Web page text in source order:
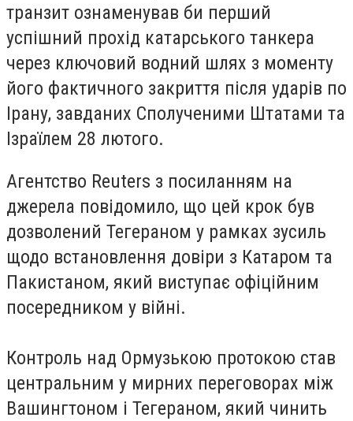
транзит ознаменував би перший
успішний прохід катарського танкера
через ключовий водний шлях з моменту
його фактичного закриття після ударів по
Ірану, завданих Сполученими Штатами та
Ізраїлем 28 лютого.
Агентство Reuters з посиланням на
джерела повідомило, що цей крок був
дозволений Тегераном у рамках зусиль
щодо встановлення довіри з Катаром та
Пакистаном, який виступає офіційним
посередником у війні.
Контроль над Ормузькою протокою став
центральним у мирних переговорах між
Вашингтоном і Тегераном, який чинить